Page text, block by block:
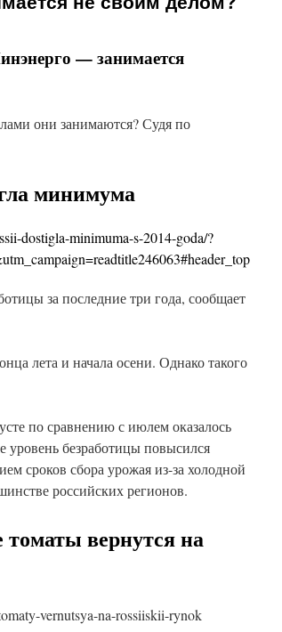
— занимается
они занимаются? Судя по
минимума
dostigla-minimuma-s-2014-goda/?
за последние три года, сообщает
лета и начала осени. Однако такого
по сравнению с июлем оказалось
уровень безработицы повысился
сроков сбора урожая из-за холодной
российских регионов.
томаты вернутся на
vernutsya-na-rossiiskii-rynok